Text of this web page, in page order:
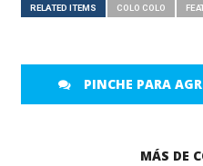
RELATED ITEMS COLO COLO
PINCHE PARA
MÁS DE